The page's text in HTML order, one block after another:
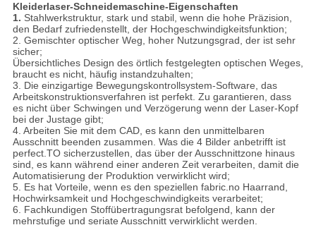
Kleiderlaser-Schneidemaschine-Eigenschaften
1. Stahlwerkstruktur, stark und stabil, wenn die hohe Präzision,
den Bedarf zufriedenstellt, der Hochgeschwindigkeitsfunktion;
2. Gemischter optischer Weg, hoher Nutzungsgrad, der ist sehr
sicher;
Übersichtliches Design des örtlich festgelegten optischen Weges,
braucht es nicht, häufig instandzuhalten;
3. Die einzigartige Bewegungskontrollsystem-Software, das
Arbeitskonstruktionsverfahren ist perfekt. Zu garantieren, dass
es nicht über Schwingen und Verzögerung wenn der Laser-Kopf
bei der Justage gibt;
4. Arbeiten Sie mit dem CAD, es kann den unmittelbaren
Ausschnitt beenden zusammen. Was die 4 Bilder anbetrifft ist
perfect.TO sicherzustellen, das über der Ausschnittzone hinaus
sind, es kann während einer anderen Zeit verarbeiten, damit die
Automatisierung der Produktion verwirklicht wird;
5. Es hat Vorteile, wenn es den speziellen fabric.no Haarrand,
Hochwirksamkeit und Hochgeschwindigkeits verarbeitet;
6. Fachkundigen Stoffübertragungsrat befolgend, kann der
mehrstufige und seriate Ausschnitt verwirklicht werden.